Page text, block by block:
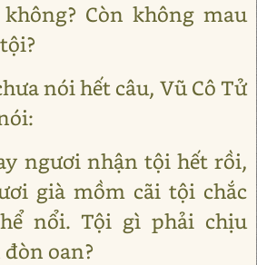
Còn không mau
nói hết câu, Vũ Cô Tử
ngươi nhận tội hết rồi,
già mồm cãi tội chắc
nổi. Tội gì phải chịu
oan?